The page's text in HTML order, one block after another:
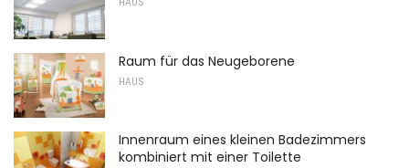
Raum für das Neugeborene
HAUS
Innenraum eines kleinen Badezimmers
kombiniert mit einer Toilette